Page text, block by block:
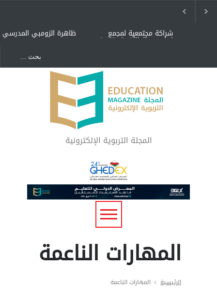
ظاهرة الزومبي المدرسي شراكة مجتمعية لمجمع
تعليمي بالطائف تستهدف
"كنت أنضرب ومافيني إلا
العافية" هل هذا مبرر
لاستمرار أسلوب التربية
المتوارث؟
لماذا تعد برامج توعية الأطفال
بخصوصية الجسد وقاية لا
فضول؟
المجلة التربوية الإلكترونية
المهارات الناعمة
الرئيسية المهارات الناعمة